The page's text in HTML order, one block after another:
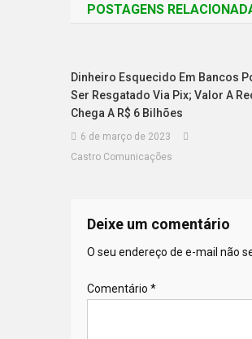
POSTAGENS
Dinheiro Esquecido Em Bancos
Ser Resgatado Via Pix; Valor A
Chega A R$ 6 Bilhões
6 de março de 2023
Castro Comunicações
Deixe um comentário
O seu endereço de e-mail não
Comentário *